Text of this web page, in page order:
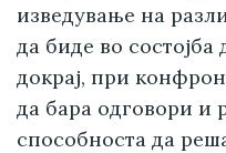
изведување на
да биде во состојба
докрај, при
да бара одговори и
способноста да